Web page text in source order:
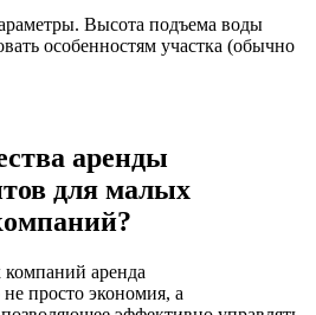
Высота подъема воды
особенностям участка (обычно
аренды
для малых
аренда
просто экономия, а